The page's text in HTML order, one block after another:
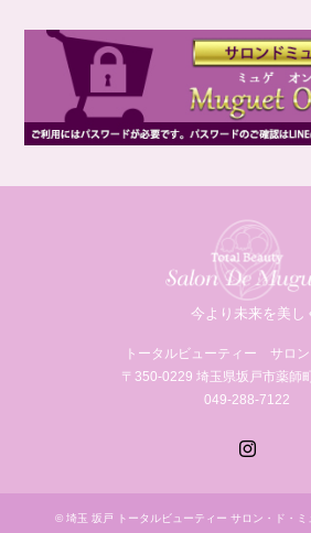
今より未来を美し
トータルビューティー サロ
〒350-0229 埼玉県坂戸市薬師
049-288-7122
© 埼玉 坂戸 トータルビューティー サロン・ド・ミ